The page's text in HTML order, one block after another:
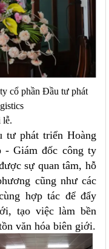
cổ phần Đầu tư phát
lễ.
phát triển Hoàng
- Giám đốc công ty
sự quan tâm, hỗ
cũng như các
hợp tác để đẩy
tạo việc làm bền
văn hóa biên giới.